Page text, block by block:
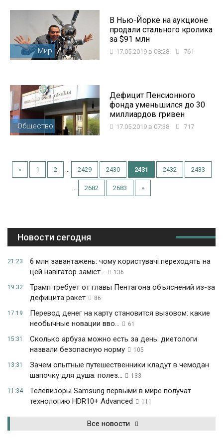
Мир
В Нью-Йорке на аукционе
продали стального кролика
за $91 млн
17.05.2019 в 08:28 761
Общество
Дефицит Пенсионного
фонда уменьшился до 30
миллиардов гривен
17.05.2019 в 07:38 717
« 1 2 2429 2430 2431 2432 2433
2682 2683 »
Новости сегодня
21:23
6 млн завантажень: чому користувачі переходять на
цей навігатор заміст...
136
19:32
Трамп требует от главы Пентагона объяснений из-за
дефицита ракет
86
17:19
Перевод денег на карту становится вызовом: какие
необычные новации вво...
61
15:31
Сколько арбуза можно есть за день: диетологи
назвали безопасную норму
105
13:31
Зачем опытные путешественники кладут в чемодан
шапочку для душа: полез...
133
11:34
Телевизоры Samsung первыми в мире получат
технологию HDR10+ Advanced
111
Все новости